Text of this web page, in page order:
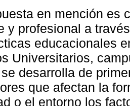
en mención es
y profesional a
educacionales
Universitarios,
desarrolla de
que afectan la
o el entorno los